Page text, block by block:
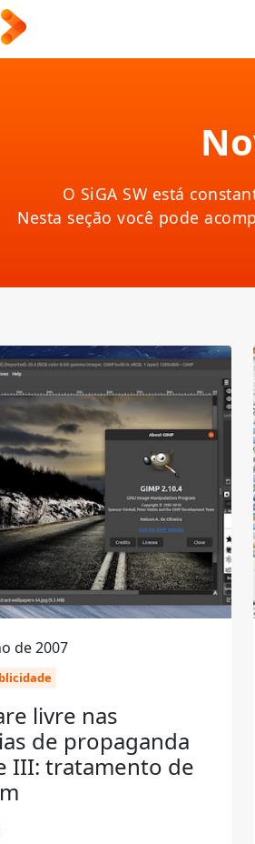
O SiGA SW está
Nesta seção você pode
de 2007
livre nas
de propaganda
III: tratamento de